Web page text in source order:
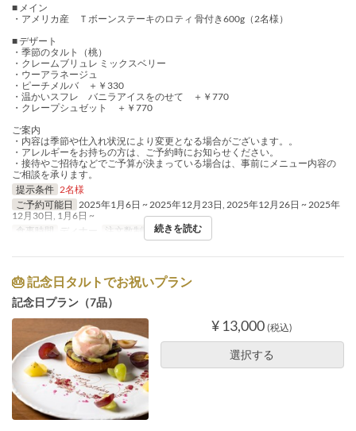
■ メイン
・アメリカ産 Ｔボーンステーキのロティ 骨付き600g（2名様）
■ デザート
・季節のタルト（桃）
・クレームブリュレ ミックスベリー
・ウーアラネージュ
・ピーチメルバ ＋￥330
・温かいスフレ バニラアイスをのせて ＋￥770
・クレープシュゼット ＋￥770
ご案内
・内容は季節や仕入れ状況により変更となる場合がございます。。
・アレルギーをお持ちの方は、ご予約時にお知らせください。
・接待やご招待などでご予算が決まっている場合は、事前にメニュー内容の
ご相談を承ります。
提示条件 2名様
ご予約可能日
2025年1月6日 ~ 2025年12月23日, 2025年12月26日 ~ 2025年
12月30日, 1月6日 ~
食事時間
ディナー 注文数制限 2 ~ 2
続きを読む
🎂 記念日タルトでお祝いプラン
記念日プラン（7品）
¥ 13,000 (税込)
選択する